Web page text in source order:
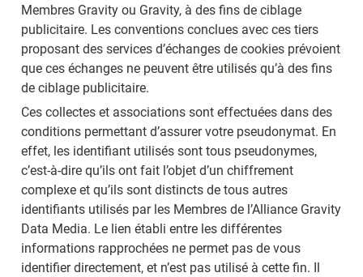
Membres Gravity ou Gravity, à des fins de ciblage
publicitaire. Les conventions conclues avec ces tiers
proposant des services d’échanges de cookies prévoient
que ces échanges ne peuvent être utilisés qu’à des fins
de ciblage publicitaire.
Ces collectes et associations sont effectuées dans des
conditions permettant d’assurer votre pseudonymat. En
effet, les identifiant utilisés sont tous pseudonymes,
c’est-à-dire qu’ils ont fait l’objet d’un chiffrement
complexe et qu’ils sont distincts de tous autres
identifiants utilisés par les Membres de l’Alliance Gravity
Data Media. Le lien établi entre les différentes
informations rapprochées ne permet pas de vous
identifier directement, et n’est pas utilisé à cette fin. Il